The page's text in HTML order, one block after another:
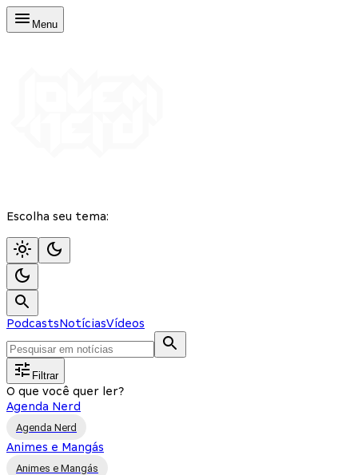
Menu
Escolha seu tema:
PodcastsNotíciasVídeos
Filtrar
O que você quer ler?
Agenda Nerd
Agenda Nerd
Animes e Mangás
Animes e Mangás